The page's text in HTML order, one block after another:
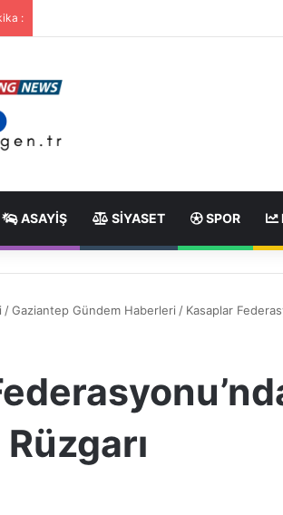
:
ASAYIŞ SIYASET SPOR
/Gaziantep Gündem Haberleri / Kasaplar